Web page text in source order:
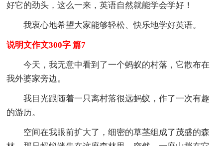
好它的劲头，这么一来，英语自然就能学会学好！
我衷心地希望大家能够轻松、快乐地学好英语。
说明文作文300字 篇7
今天，我无意中看到了一个蚂蚁的村落，它散布在
我外婆家旁边。
我目光跟随着一只离村落很远蚂蚁，作了一次有趣
的游历。
空间在我眼前扩大了，细密的草茎组成了茂盛的森